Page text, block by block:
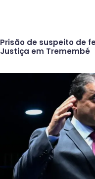
Prisão de suspeito de
Justiça em Tremembé